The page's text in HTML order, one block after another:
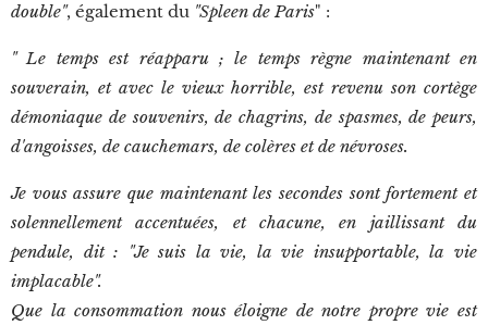
double", également du "Spleen de Paris" :
" Le temps est réapparu ; le temps règne maintenant en
souverain, et avec le vieux horrible, est revenu son cortège
démoniaque de souvenirs, de chagrins, de spasmes, de peurs,
d'angoisses, de cauchemars, de colères et de névroses.
Je vous assure que maintenant les secondes sont fortement et
solennellement accentuées, et chacune, en jaillissant du
pendule, dit : "Je suis la vie, la vie insupportable, la vie
implacable".
Que la consommation nous éloigne de notre propre vie est